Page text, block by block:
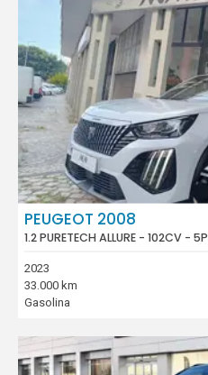
PEUGEOT 2008
1.2 PURETECH ALLURE - 102CV - 5P
2023
33.000 km
Gasolina